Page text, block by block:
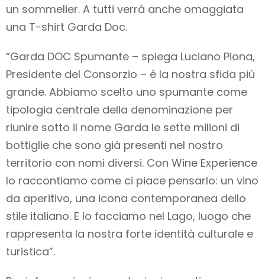
un sommelier. A tutti verrà anche omaggiata
una T-shirt Garda Doc.
“Garda DOC Spumante – spiega Luciano Piona,
Presidente del Consorzio – è la nostra sfida più
grande. Abbiamo scelto uno spumante come
tipologia centrale della denominazione per
riunire sotto il nome Garda le sette milioni di
bottiglie che sono già presenti nel nostro
territorio con nomi diversi. Con Wine Experience
lo raccontiamo come ci piace pensarlo: un vino
da aperitivo, una icona contemporanea dello
stile italiano. E lo facciamo nel Lago, luogo che
rappresenta la nostra forte identità culturale e
turistica”.